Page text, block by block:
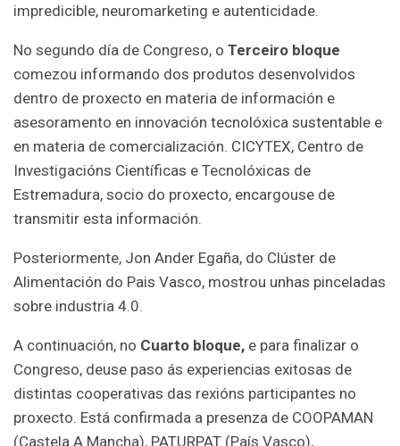
impredicible, neuromarketing e autenticidade.
No segundo día de Congreso, o Terceiro bloque
comezou informando dos produtos desenvolvidos
dentro de proxecto en materia de información e
asesoramento en innovación tecnolóxica sustentable e
en materia de comercialización. CICYTEX, Centro de
Investigacións Científicas e Tecnolóxicas de
Estremadura, socio do proxecto, encargouse de
transmitir esta información.
Posteriormente, Jon Ander Egaña, do Clúster de
Alimentación do Pais Vasco, mostrou unhas pinceladas
sobre industria 4.0.
A continuación, no Cuarto bloque, e para finalizar o
Congreso, deuse paso ás experiencias exitosas de
distintas cooperativas das rexións participantes no
proxecto. Está confirmada a presenza de COOPAMAN
(Castela A Mancha), PATURPAT (País Vasco),